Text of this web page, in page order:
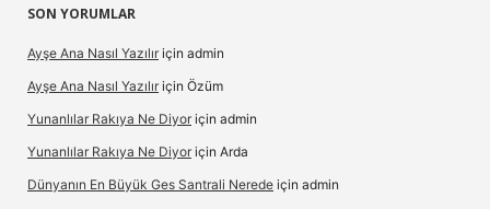
SON YORUMLAR
Ayşe Ana Nasıl Yazılır için admin
Ayşe Ana Nasıl Yazılır için Özüm
Yunanlılar Rakıya Ne Diyor için admin
Yunanlılar Rakıya Ne Diyor için Arda
Dünyanın En Büyük Ges Santrali Nerede için admin